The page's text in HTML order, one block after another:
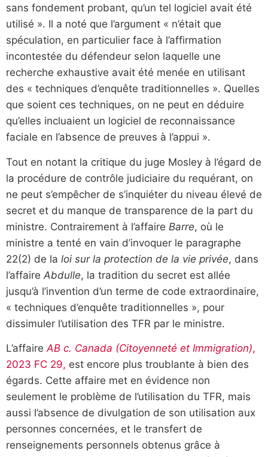
sans fondement probant, qu’un tel logiciel avait été
utilisé ». Il a noté que l’argument « n’était que
spéculation, en particulier face à l’affirmation
incontestée du défendeur selon laquelle une
recherche exhaustive avait été menée en utilisant
des « techniques d’enquête traditionnelles ». Quelles
que soient ces techniques, on ne peut en déduire
qu’elles incluaient un logiciel de reconnaissance
faciale en l’absence de preuves à l’appui ».
Tout en notant la critique du juge Mosley à l’égard de
la procédure de contrôle judiciaire du requérant, on
ne peut s’empêcher de s’inquiéter du niveau élevé de
secret et du manque de transparence de la part du
ministre. Contrairement à l’affaire Barre, où le
ministre a tenté en vain d’invoquer le paragraphe
22(2) de la loi sur la protection de la vie privée, dans
l’affaire Abdulle, la tradition du secret est allée
jusqu’à l’invention d’un terme de code extraordinaire,
« techniques d’enquête traditionnelles », pour
dissimuler l’utilisation des TFR par le ministre.
L’affaireAB c. Canada (Citoyenneté et Immigration),
2023 FC 29, est encore plus troublante à bien des
égards. Cette affaire met en évidence non
seulement le problème de l’utilisation du TFR, mais
aussi l’absence de divulgation de son utilisation aux
personnes concernées, et le transfert de
renseignements personnels obtenus grâce à